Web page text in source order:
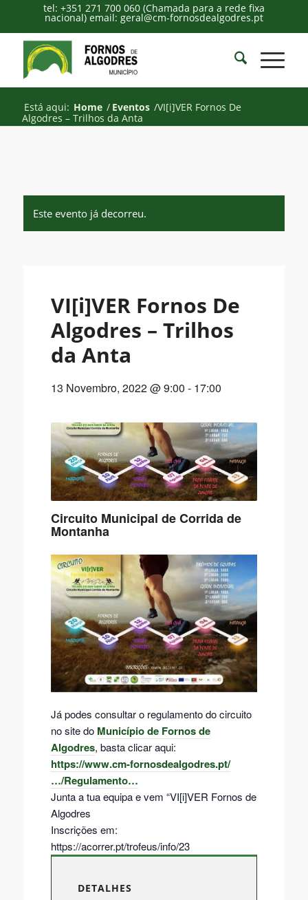
tel: +351 271 700 060 (Chamada para a rede fixa
nacional) email: geral@cm-fornosdealgodres.pt
Está aqui: Home / Eventos /VI[i]VER Fornos De
Algodres – Trilhos da Anta
Este evento já decorreu.
VI[i]VER Fornos De
Algodres – Trilhos
da Anta
13 Novembro, 2022 @ 9:00 - 17:00
Circuito Municipal de Corrida de
Montanha
Já podes consultar o regulamento do circuito
no site do Município de Fornos de
Algodres, basta clicar aqui:
https://www.cm-fornosdealgodres.pt/
…/Regulamento…
Junta a tua equipa e vem “VI[i]VER Fornos de
Algodres
Inscrições em:
https://acorrer.pt/trofeus/info/23
DETALHES